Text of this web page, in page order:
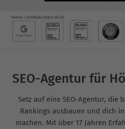
SEO-Agentur für
Setz auf eine SEO-Agentur, die
Rankings ausbauen und dich
machen. Mit über 17 Jahren